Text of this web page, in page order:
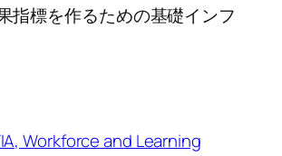
指標を作るための基礎インフ
Workforce and Learning